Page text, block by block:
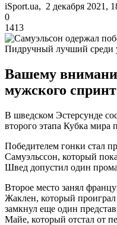
iSport.ua, 2 декабря 2021,
0
1413
Вашему
мужского
В шведском Эстерсунде
второго этапа Кубка мира
Победителем гонки стал
Самуэльссон, который
Швед допустил один
Второе место занял
Жаклен, который
замкнул еще один
Майе, который отстал от